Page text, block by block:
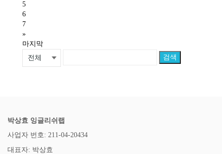
5
6
7
»
마지막
검색
박상효 잉글리쉬랩
사업자 번호: 211-04-20434
대표자: 박상효